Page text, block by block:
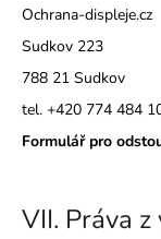
Ochrana-displeje.cz
Sudkov 223
788 21 Sudkov
tel. +420 774 484
Formulář pro
VII. Práva